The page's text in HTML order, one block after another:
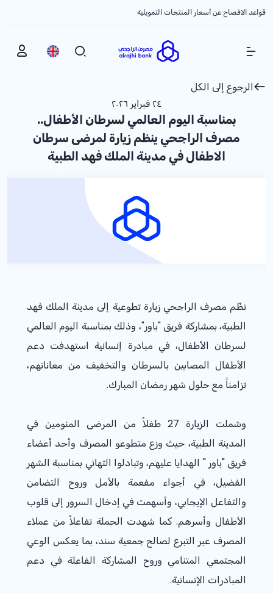
قواعد الافصاح عن أسعار المنتجات التمويلية
Show Menu
الرجوع إلى الكل
٢٤ فبراير ٢٠٢٦
بمناسبة اليوم العالمي لسرطان الأطفال..
مصرف الراجحي ينظم زيارة لمرضى سرطان
الاطفال في مدينة الملك فهد الطبية
نظّم مصرف الراجحي زيارة تطوعية إلى مدينة الملك فهد
الطبية، بمشاركة فريق "باور"، وذلك بمناسبة اليوم العالمي
لسرطان الأطفال، في مبادرة إنسانية استهدفت دعم
الأطفال المصابين بالسرطان والتخفيف من معاناتهم،
تزامناً مع حلول شهر رمضان المبارك.
وشملت الزيارة 27 طفلاً من المرضى المنومين في
المدينة الطبية، حيث وزع متطوعو المصرف وأحد أعضاء
فريق "باور " الهدايا عليهم، وتبادلوا التهاني بمناسبة الشهر
الفضيل، في أجواء مفعمة بالأمل وروح التضامن
والتفاعل الإيجابي، وأسهمت في إدخال السرور إلى قلوب
الأطفال وأسرهم. كما شهدت الحملة تفاعلاً من عملاء
المصرف عبر التبرع لصالح جمعية سند، بما يعكس الوعي
المجتمعي المتنامي وروح المشاركة الفاعلة في دعم
المبادرات الإنسانية.